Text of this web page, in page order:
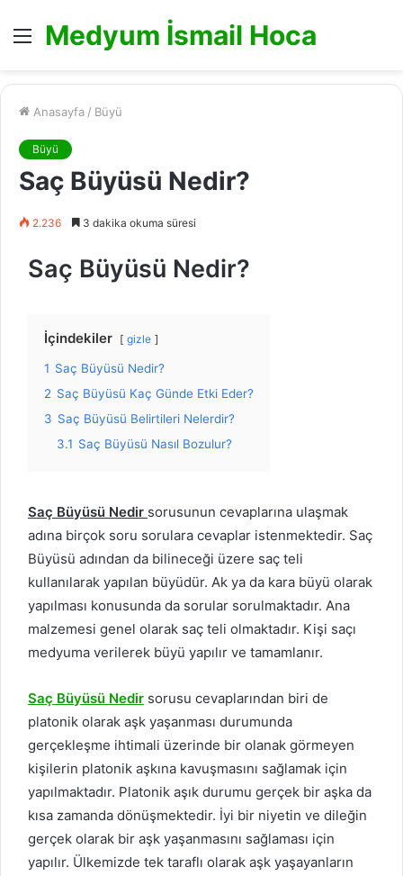
MenüMedyum İsmail Hoca
Anasayfa / Büyü
Büyü
Saç Büyüsü Nedir?
2.236 3 dakika okuma süresi
Saç Büyüsü Nedir?
İçindekiler gizle
1 Saç Büyüsü Nedir?
2 Saç Büyüsü Kaç Günde Etki Eder?
3 Saç Büyüsü Belirtileri Nelerdir?
3.1 Saç Büyüsü Nasıl Bozulur?
Saç Büyüsü Nedir sorusunun cevaplarına ulaşmak
adına birçok soru sorulara cevaplar istenmektedir. Saç
Büyüsü adından da bilineceği üzere saç teli
kullanılarak yapılan büyüdür. Ak ya da kara büyü olarak
yapılması konusunda da sorular sorulmaktadır. Ana
malzemesi genel olarak saç teli olmaktadır. Kişi saçı
medyuma verilerek büyü yapılır ve tamamlanır.
Saç Büyüsü Nedir sorusu cevaplarından biri de
platonik olarak aşk yaşanması durumunda
gerçekleşme ihtimali üzerinde bir olanak görmeyen
kişilerin platonik aşkına kavuşmasını sağlamak için
yapılmaktadır. Platonik aşık durumu gerçek bir aşka da
kısa zamanda dönüşmektedir. İyi bir niyetin ve dileğin
gerçek olarak bir aşk yaşanmasını sağlaması için
yapılır. Ülkemizde tek taraflı olarak aşk yaşayanların